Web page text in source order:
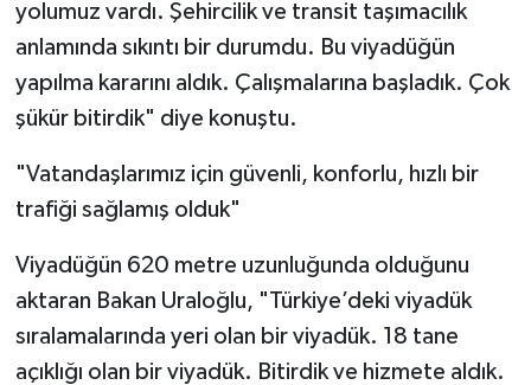
yolumuz vardı. Şehircilik ve transit taşımacılık
anlamında sıkıntı bir durumdu. Bu viyadüğün
yapılma kararını aldık. Çalışmalarına başladık. Çok
şükür bitirdik" diye konuştu.
"Vatandaşlarımız için güvenli, konforlu, hızlı bir
trafiği sağlamış olduk"
Viyadüğün 620 metre uzunluğunda olduğunu
aktaran Bakan Uraloğlu, "Türkiye’deki viyadük
sıralamalarında yeri olan bir viyadük. 18 tane
açıklığı olan bir viyadük. Bitirdik ve hizmete aldık.